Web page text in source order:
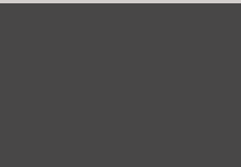
セット（シナール・ユベラ